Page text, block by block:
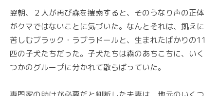
翌朝、２人が再び森を捜索すると、そのうなり声の正体
がクマではないことに気づいた。なんとそれは、飢えに
苦しむブラック・ラブラドールと、生まれたばかりの11
匹の子犬たちだった。子犬たちは森のあちこちに、いく
つかのグループに分かれて散らばっていた。